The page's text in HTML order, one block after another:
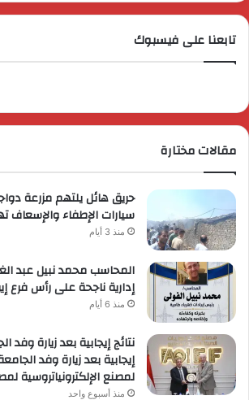
تابعنا على فيسبوك
مقالات مختارة
حريق هائل يلتهم مزرعة
سيارات الإطفاء والإسعاف
منذ 3 أيام
المحاسب محمد نبيل عبد
إدارية ناجحة على رأس فرع
منذ 6 أيام
نتائج إيجابية بعد زيارة وفد
إيجابية بعد زيارة وفد
لمصنع الإلكترونياتروسية
منذ أسبوع واحد